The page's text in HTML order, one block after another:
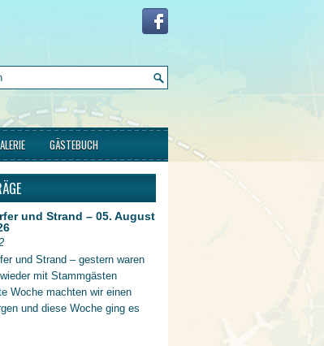
GÄSTEBUCH
und Strand – 05. August
und Strand – gestern waren
mit Stammgästen
Woche machten wir einen
und diese Woche ging es